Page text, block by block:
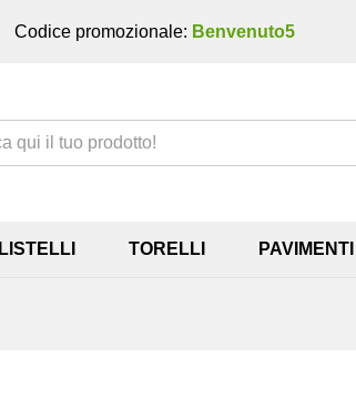
Codice promozionale: Benvenuto5
LISTELLI TORELLI PAVIMENTI